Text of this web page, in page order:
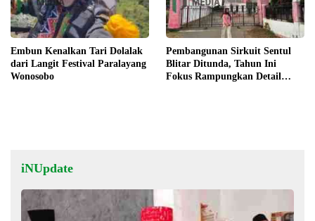
Embun Kenalkan Tari Dolalak
dari Langit Festival Paralayang
Wonosobo
Pembangunan Sirkuit Sentul
Blitar Ditunda, Tahun Ini
Fokus Rampungkan Detail
iNUpdate